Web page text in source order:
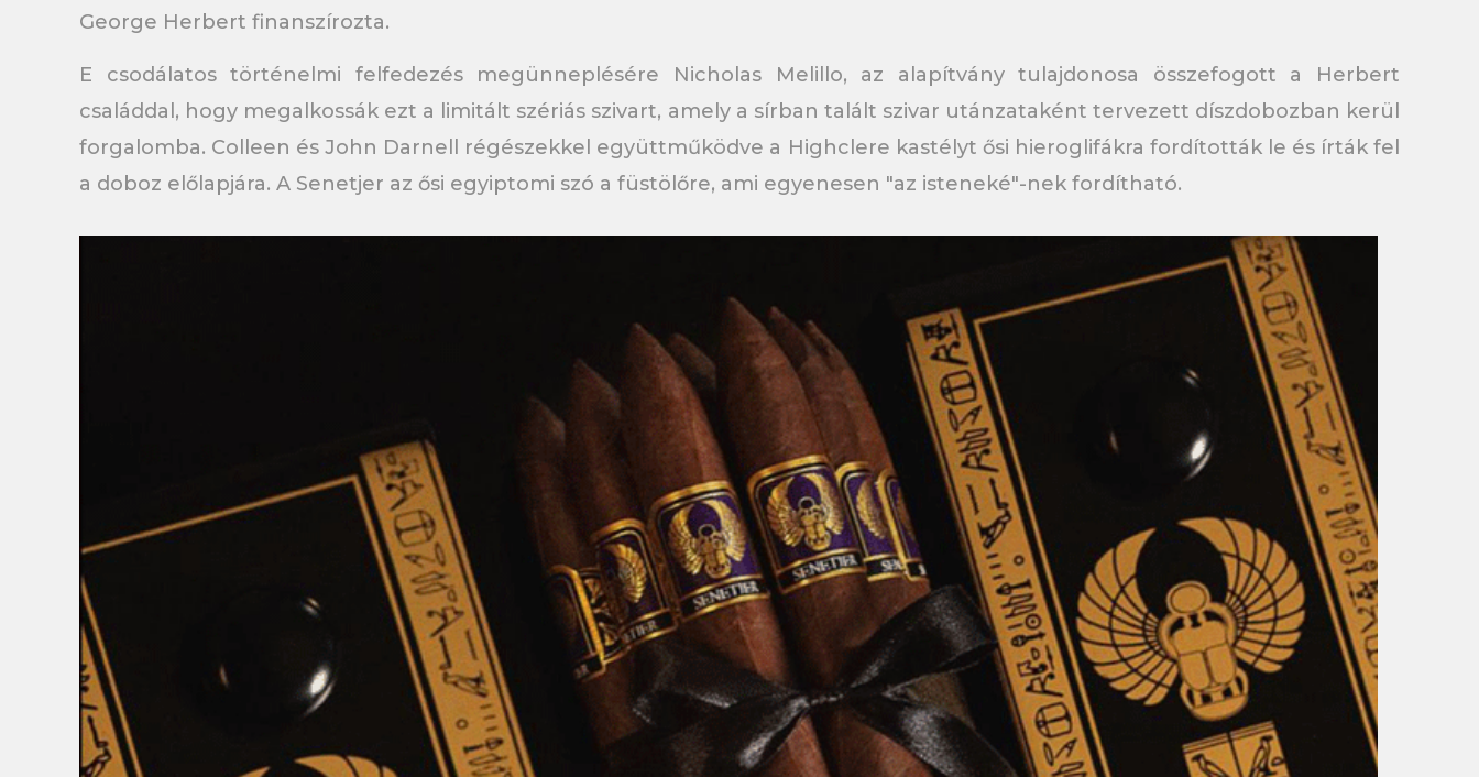
George Herbert finanszírozta.
E csodálatos történelmi felfedezés megünneplésére Nicholas Melillo, az alapítvány tulajdonosa összefogott a Herbert
családdal, hogy megalkossák ezt a limitált szériás szivart, amely a sírban talált szivar utánzataként tervezett díszdobozban kerül
forgalomba. Colleen és John Darnell régészekkel együttműködve a Highclere kastélyt ősi hieroglifákra fordították le és írták fel
a doboz előlapjára. A Senetjer az ősi egyiptomi szó a füstölőre, ami egyenesen "az isteneké"-nek fordítható.